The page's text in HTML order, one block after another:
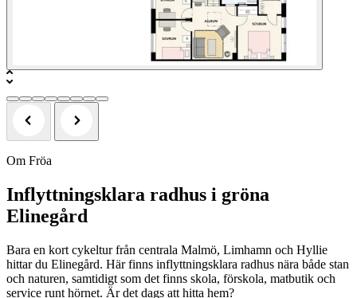
Om Fröa
Inflyttningsklara radhus i gröna
Elinegård
Bara en kort cykeltur från centrala Malmö, Limhamn och Hyllie
hittar du Elinegård. Här finns inflyttningsklara radhus nära både stan
och naturen, samtidigt som det finns skola, förskola, matbutik och
service runt hörnet. Är det dags att hitta hem?